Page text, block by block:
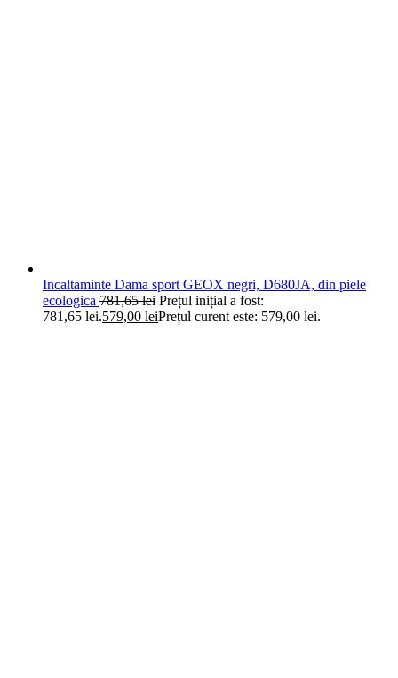
Incaltaminte Dama sport GEOX negri, D680JA, din piele
ecologica 781,65lei Prețul inițial a fost:
781,65 lei.579,00 leiPrețul curent este: 579,00 lei.